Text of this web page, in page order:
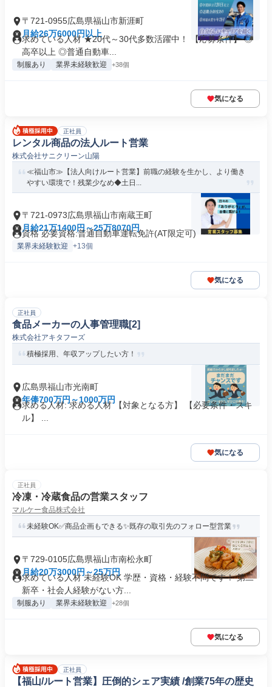
〒721-0955広島県福山市新涯町
月給26万6000円以上
求めている人材 ★20代～30代多数活躍中！ 【応募条件】 ◎
高卒以上 ◎普通自動車...
制服あり 業界未経験歓迎 +38個
気になる
正社員
レンタル商品の法人ルート営業
株式会社サニクリーン山陽
≪福山市≫【法人向けルート営業】前職の経験を生かし、より働き
やすい環境で！残業少なめ◆土日...
〒721-0973広島県福山市南蔵王町
月給21万1400円～25万8070円
資格 必要資格:普通自動車運転免許(AT限定可)
業界未経験歓迎 +13個
気になる
正社員
食品メーカーの人事管理職[2]
株式会社アキタフーズ
積極採用、年収アップしたい方！
広島県福山市光南町
年俸700万円～1000万円
求める人材: 求める人材 【対象となる方】 【必要条件・スキ
ル】 ...
気になる
正社員
冷凍・冷蔵食品の営業スタッフ
マルケー食品株式会社
未経験OK✅商品企画もできる✨既存の取引先のフォロー型営業
〒729-0105広島県福山市南松永町
月給20万3000円～25万円
求めている人材 未経験OK 学歴・資格・経験不問です！ 第二
新卒・社会人経験がない方...
制服あり 業界未経験歓迎 +28個
気になる
正社員
【福山/ルート営業】圧倒的シェア実績 /創業75年の歴史